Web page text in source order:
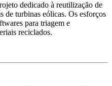
dedicado à reutilização de
de turbinas eólicas. Os esforços
para triagem e
reciclados.